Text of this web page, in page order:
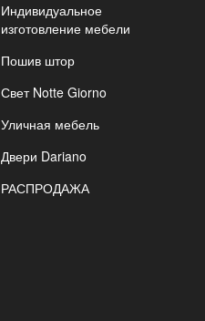
Индивидуальное
изготовление мебели
Пошив штор
Свет Notte Giorno
Уличная мебель
Двери Dariano
РАСПРОДАЖА